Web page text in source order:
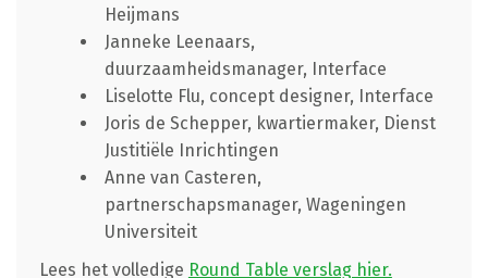
Heijmans
Janneke Leenaars,
duurzaamheidsmanager, Interface
Liselotte Flu, concept designer, Interface
Joris de Schepper, kwartiermaker, Dienst
Justitiële Inrichtingen
Anne van Casteren,
partnerschapsmanager, Wageningen
Universiteit
Lees het volledige Round Table verslag hier.